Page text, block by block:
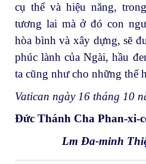
cụ thể và hiệu năng,
tương lai mà ở đó con
hòa bình và xây dựng, sẽ
phúc lành của Ngài, hầu
ta cũng như cho những thế
Vatican ngày 16 tháng 10
Đức Thánh Cha Phan-xi-
Lm Đa-minh